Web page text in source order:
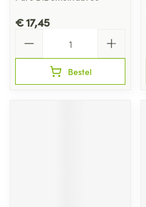
€ 17,45
Bestel